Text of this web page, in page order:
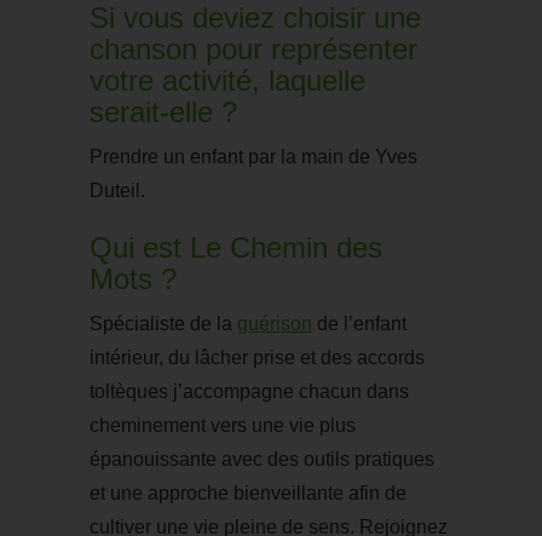
Si vous deviez choisir une
chanson pour représenter
votre activité, laquelle
serait-elle ?
Prendre un enfant par la main de Yves
Duteil.
Qui est Le Chemin des
Mots ?
Spécialiste de la guérison de l’enfant
intérieur, du lâcher prise et des accords
toltèques j’accompagne chacun dans
cheminement vers une vie plus
épanouissante avec des outils pratiques
et une approche bienveillante afin de
cultiver une vie pleine de sens. Rejoignez